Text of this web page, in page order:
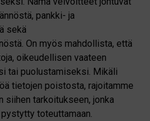
pankki- ja
sekä
On myös mahdollista, että
oikeudellisen vaateen
tai puolustamiseksi. Mikäli
tietojen poistosta, rajoitamme
siihen tarkoitukseen, jonka
toteuttamaan.